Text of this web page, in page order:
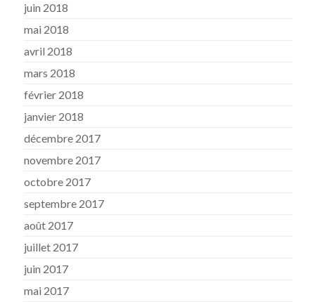
juin 2018
mai 2018
avril 2018
mars 2018
février 2018
janvier 2018
décembre 2017
novembre 2017
octobre 2017
septembre 2017
août 2017
juillet 2017
juin 2017
mai 2017